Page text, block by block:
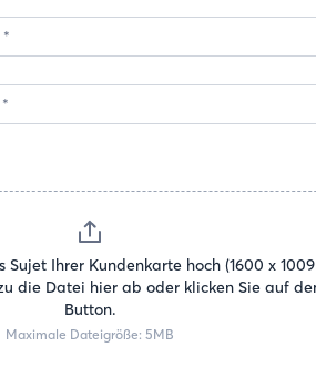
Ihrer Kundenkarte hoch (1600 x
die Datei hier ab oder klicken Sie auf
Button.
Maximale Dateigröße: 5MB